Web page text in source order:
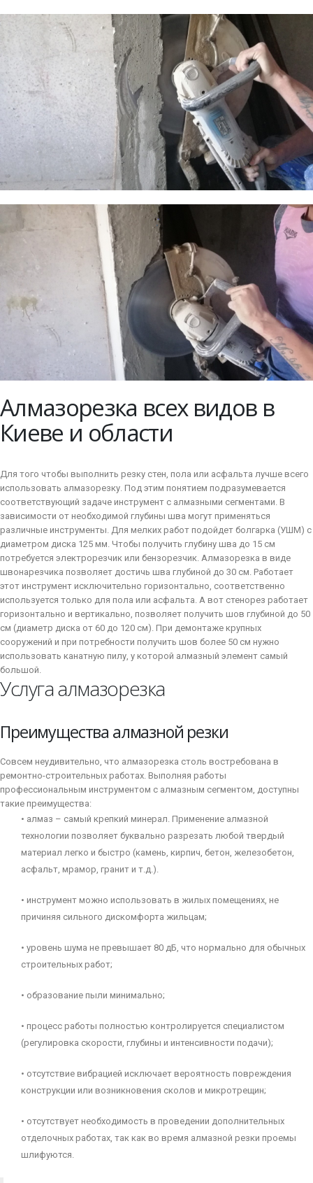
Алмазорезка всех видов в
Киеве и области
Для того чтобы выполнить резку стен, пола или асфальта лучше всего
использовать алмазорезку. Под этим понятием подразумевается
соответствующий задаче инструмент с алмазными сегментами. В
зависимости от необходимой глубины шва могут применяться
различные инструменты. Для мелких работ подойдет болгарка (УШМ) с
диаметром диска 125 мм. Чтобы получить глубину шва до 15 см
потребуется электрорезчик или бензорезчик. Алмазорезка в виде
швонарезчика позволяет достичь шва глубиной до 30 см. Работает
этот инструмент исключительно горизонтально, соответственно
используется только для пола или асфальта. А вот стенорез работает
горизонтально и вертикально, позволяет получить шов глубиной до 50
см (диаметр диска от 60 до 120 см). При демонтаже крупных
сооружений и при потребности получить шов более 50 см нужно
использовать канатную пилу, у которой алмазный элемент самый
большой.
Услуга алмазорезка
Преимущества алмазной резки
Совсем неудивительно, что алмазорезка столь востребована в
ремонтно-строительных работах. Выполняя работы
профессиональным инструментом с алмазным сегментом, доступны
такие преимущества:
• алмаз – самый крепкий минерал. Применение алмазной
технологии позволяет буквально разрезать любой твердый
материал легко и быстро (камень, кирпич, бетон, железобетон,
асфальт, мрамор, гранит и т.д.).
• инструмент можно использовать в жилых помещениях, не
причиняя сильного дискомфорта жильцам;
• уровень шума не превышает 80 дБ, что нормально для обычных
строительных работ;
• образование пыли минимально;
• процесс работы полностью контролируется специалистом
(регулировка скорости, глубины и интенсивности подачи);
• отсутствие вибрацией исключает вероятность повреждения
конструкции или возникновения сколов и микротрещин;
• отсутствует необходимость в проведении дополнительных
отделочных работах, так как во время алмазной резки проемы
шлифуются.